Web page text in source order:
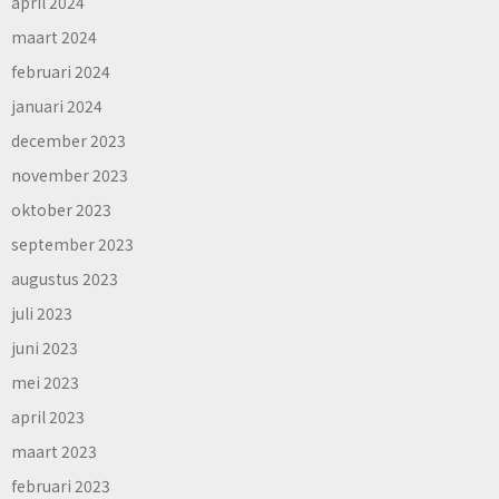
maart 2024
februari 2024
januari 2024
december 2023
november 2023
oktober 2023
september 2023
augustus 2023
juli 2023
juni 2023
mei 2023
april 2023
maart 2023
februari 2023